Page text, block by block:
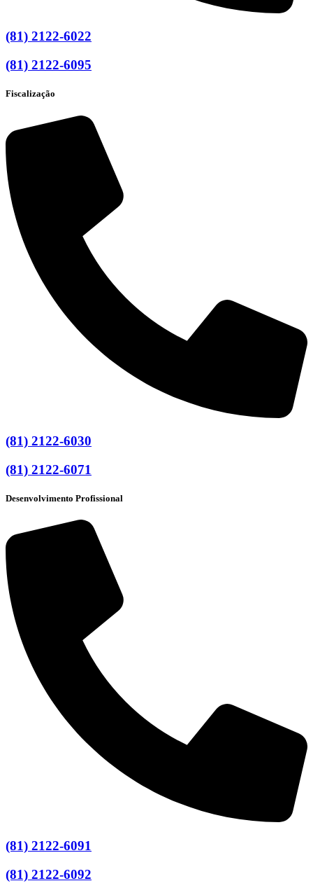
(81) 2122-6022
(81) 2122-6095
Fiscalização
(81) 2122-6030
(81) 2122-6071
Desenvolvimento Profissional
(81) 2122-6091
(81) 2122-6092